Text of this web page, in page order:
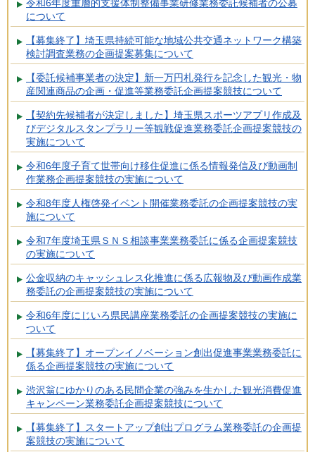
令和6年度重層的支援体制整備事業研修業務委託候補者の公募
について
【募集終了】埼玉県持続可能な地域公共交通ネットワーク構築
検討調査業務の企画提案募集について
【委託候補事業者の決定】新一万円札発行を記念した観光・物
産関連商品の企画・促進等業務委託企画提案競技について
【契約先候補者が決定しました】埼玉県スポーツアプリ作成及
びデジタルスタンプラリー等観戦促進業務委託企画提案競技の
実施について
令和6年度子育て世帯向け移住促進に係る情報発信及び動画制
作業務企画提案競技の実施について
令和8年度人権啓発イベント開催業務委託の企画提案競技の実
施について
令和7年度埼玉県ＳＮＳ相談事業業務委託に係る企画提案競技
の実施について
公金収納のキャッシュレス化推進に係る広報物及び動画作成業
務委託の企画提案競技の実施について
令和6年度にじいろ県民講座業務委託の企画提案競技の実施に
ついて
【募集終了】オープンイノベーション創出促進事業業務委託に
係る企画提案競技の実施について
渋沢翁にゆかりのある民間企業の強みを生かした観光消費促進
キャンペーン業務委託企画提案競技について
【募集終了】スタートアップ創出プログラム業務委託の企画提
案競技の実施について